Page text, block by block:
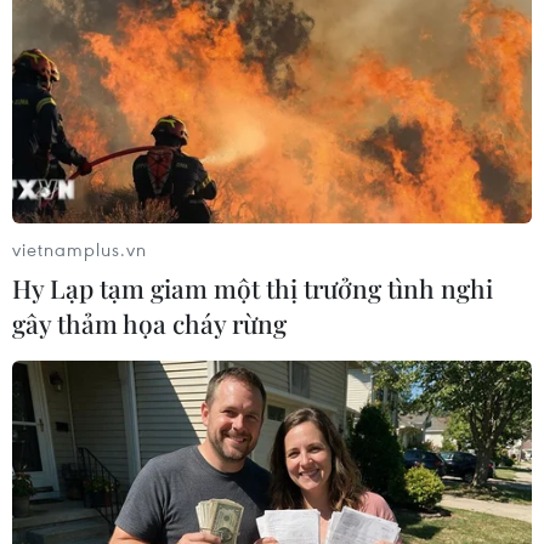
Theo dõi VietnamPlus
TIN LIÊN QUAN
vietnamplus.vn
Hy Lạp tạm giam một thị trưởng tình nghi
gây thảm họa cháy rừng